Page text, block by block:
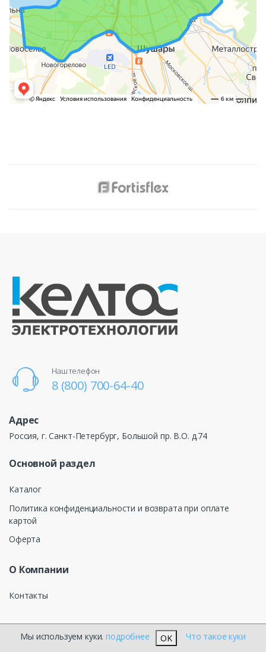
Наш телефон
8 (800) 700-64-40
Адрес
Россия, г. Санкт-Петербург, Большой пр. В.О. д.74
Основной раздел
Каталог
Политика конфиденциальности и возврата при оплате
картой
Оферта
О Компании
Контакты
КЕЛТОС ЭЛЕКТРОТЕХНИКА
Мы используем куки.подробнее OK Что такое куки